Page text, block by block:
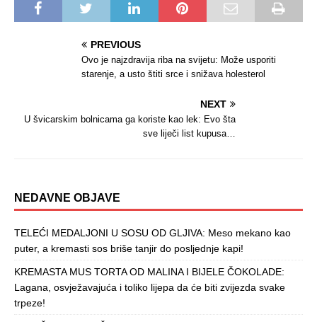
PREVIOUS
Ovo je najzdravija riba na svijetu: Može usporiti
starenje, a usto štiti srce i snižava holesterol
NEXT
U švicarskim bolnicama ga koriste kao lek: Evo šta
sve liječi list kupusa…
NEDAVNE OBJAVE
TELEĆI MEDALJONI U SOSU OD GLJIVA: Meso mekano kao
puter, a kremasti sos briše tanjir do posljednje kapi!
KREMASTA MUS TORTA OD MALINA I BIJELE ČOKOLADE:
Lagana, osvježavajuća i toliko lijepa da će biti zvijezda svake
trpeze!